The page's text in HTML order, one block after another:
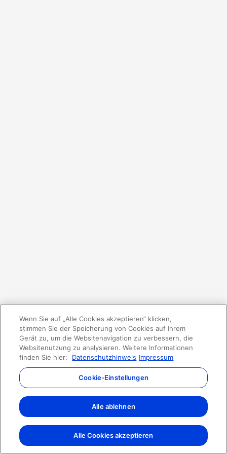
Wenn Sie auf „Alle Cookies akzeptieren“ klicken,
stimmen Sie der Speicherung von Cookies auf Ihrem
Gerät zu, um die Websitenavigation zu verbessern, die
Websitenutzung zu analysieren. Weitere Informationen
finden Sie hier:
Datenschutzhinweis Impressum
Cookie-Einstellungen
Alle ablehnen
Alle Cookies akzeptieren